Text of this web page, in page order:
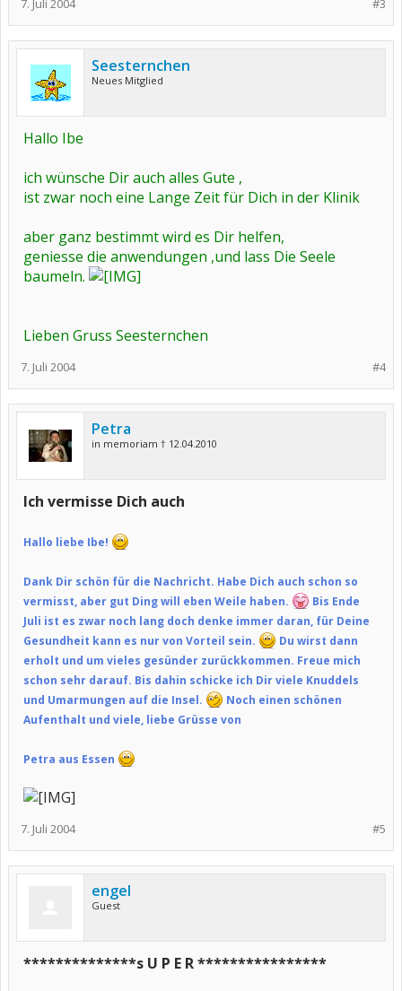
#3
7. Juli 2004
Seesternchen
Neues Mitglied
Hallo Ibe
ich wünsche Dir auch alles Gute ,
ist zwar noch eine Lange Zeit für Dich in der Klinik
aber ganz bestimmt wird es Dir helfen,
geniesse die anwendungen ,und lass Die Seele
baumeln.
Lieben Gruss Seesternchen
#4
7. Juli 2004
Petra
in memoriam † 12.04.2010
Ich vermisse Dich auch
Hallo liebe Ibe!
Dank Dir schön für die Nachricht. Habe Dich auch schon so
vermisst, aber gut Ding will eben Weile haben.
Bis Ende
Juli ist es zwar noch lang doch denke immer daran, für Deine
Gesundheit kann es nur von Vorteil sein.
Du wirst dann
erholt und um vieles gesünder zurückkommen. Freue mich
schon sehr darauf. Bis dahin schicke ich Dir viele Knuddels
und Umarmungen auf die Insel.
Noch einen schönen
Aufenthalt und viele, liebe Grüsse von
Petra aus Essen
#5
7. Juli 2004
engel
Guest
**************s U P E R ****************